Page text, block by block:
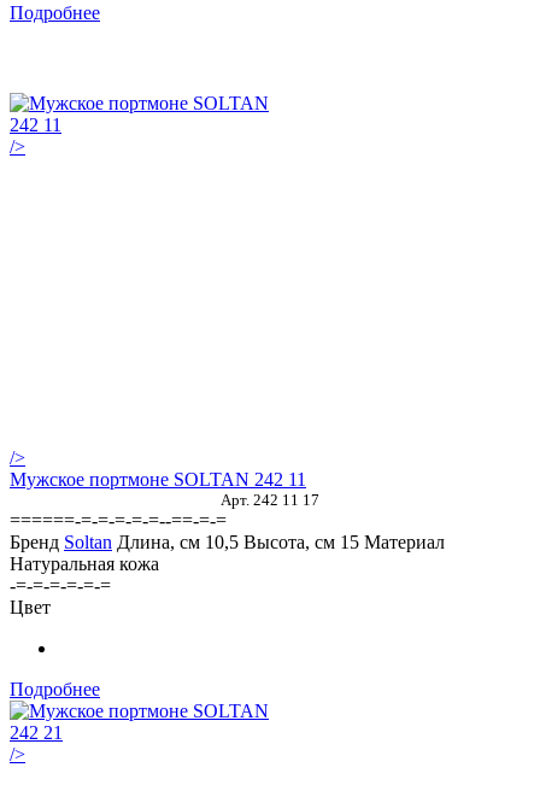
Подробнее
/>
/>
Мужское портмоне SOLTAN 242 11
Арт. 242 11 17
======-=-=-=-=-=--==-=-=
Бренд Soltan Длина, см 10,5 Высота, см 15 Материал
Натуральная кожа
-=-=-=-=-=-=
Цвет
Подробнее
/>